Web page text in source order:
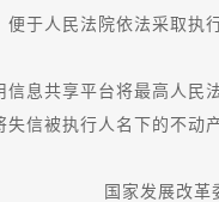
便于人民法院依法采取执
息共享平台将最高人民
信被执行人名下的不动
国家发展改革